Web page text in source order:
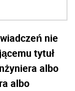
nie
tytuł
albo
albo